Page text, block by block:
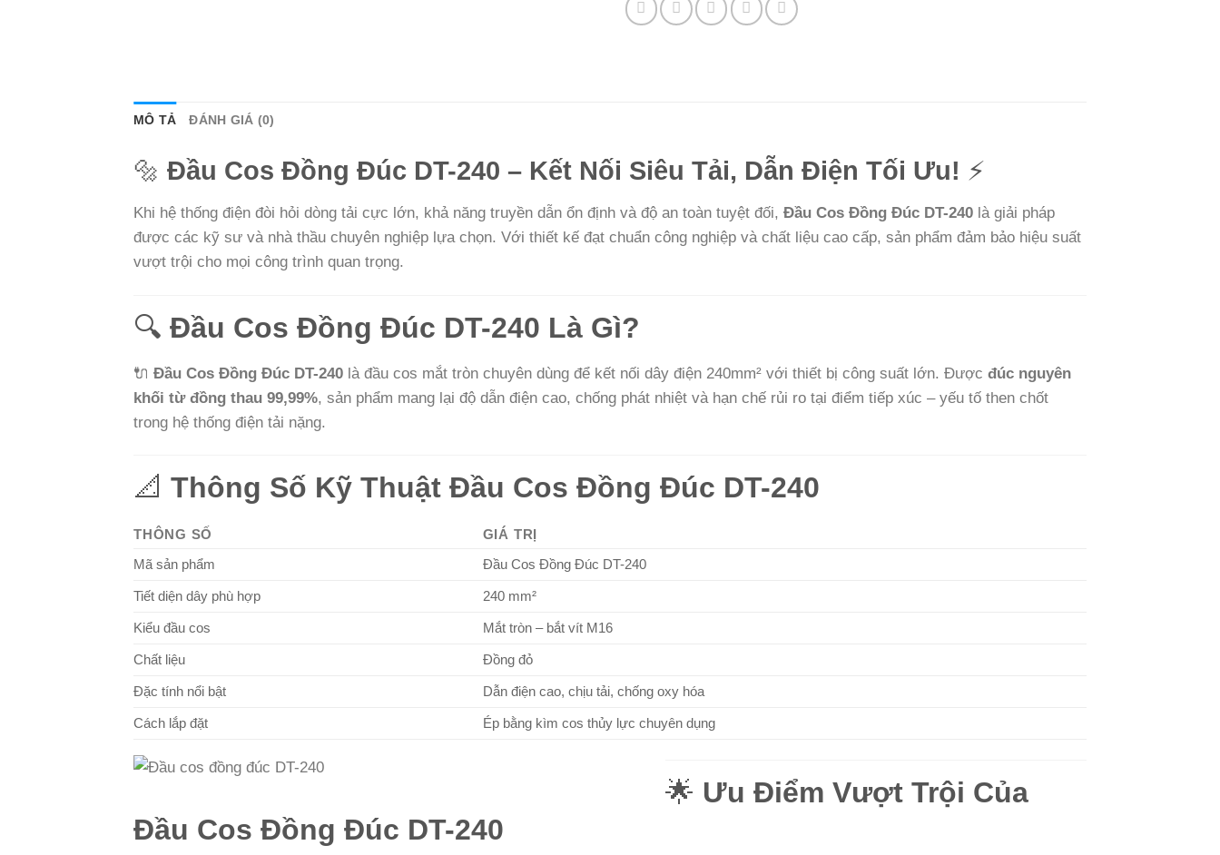
MÔ TẢ ĐÁNH GIÁ (0)
🔩 Đầu Cos Đồng Đúc DT-240 – Kết Nối Siêu Tải, Dẫn Điện Tối Ưu! ⚡
Khi hệ thống điện đòi hỏi dòng tải cực lớn, khả năng truyền dẫn ổn định và độ an toàn tuyệt đối, Đầu Cos Đồng Đúc DT-240 là giải pháp
được các kỹ sư và nhà thầu chuyên nghiệp lựa chọn. Với thiết kế đạt chuẩn công nghiệp và chất liệu cao cấp, sản phẩm đảm bảo hiệu suất
vượt trội cho mọi công trình quan trọng.
🔍 Đầu Cos Đồng Đúc DT-240 Là Gì?
🔌 Đầu Cos Đồng Đúc DT-240 là đầu cos mắt tròn chuyên dùng để kết nối dây điện 240mm² với thiết bị công suất lớn. Được đúc nguyên
khối từ đồng thau 99,99%, sản phẩm mang lại độ dẫn điện cao, chống phát nhiệt và hạn chế rủi ro tại điểm tiếp xúc – yếu tố then chốt
trong hệ thống điện tải nặng.
📐 Thông Số Kỹ Thuật Đầu Cos Đồng Đúc DT-240
THÔNG SỐ
GIÁ TRỊ
Mã sản phẩm
Đầu Cos Đồng Đúc DT-240
Tiết diện dây phù hợp 240 mm²
Kiểu đầu cos Mắt tròn – bắt vít M16
Chất liệu Đồng đỏ
Đặc tính nổi bật Dẫn điện cao, chịu tải, chống oxy hóa
Cách lắp đặt Ép bằng kìm cos thủy lực chuyên dụng
🌟 Ưu Điểm Vượt Trội Của
Đầu Cos Đồng Đúc DT-240